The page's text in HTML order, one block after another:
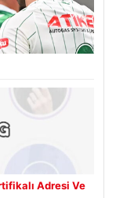
Adresi Ve